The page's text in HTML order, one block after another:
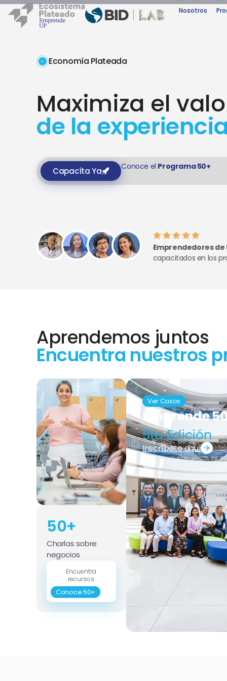
Nosotros
Economía Plateada
Maximiza el
de la experiencia
Capacíta Ya Conoce el Programa 50+
Emprendedores de
capacitados en los
Aprendemos juntos
Encuentra nuestros
50+
Charlas sobre
negocios
Encuentra
recursos
Conoce 50+
Ver Casos
Emprende
5ta Edición
Inscríbete aquí